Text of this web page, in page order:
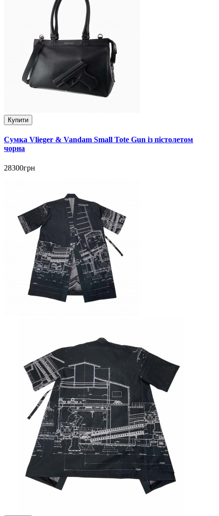
Купити
Сумка Vlieger & Vandam Small Tote Gun із пістолетом
чорна
28300грн